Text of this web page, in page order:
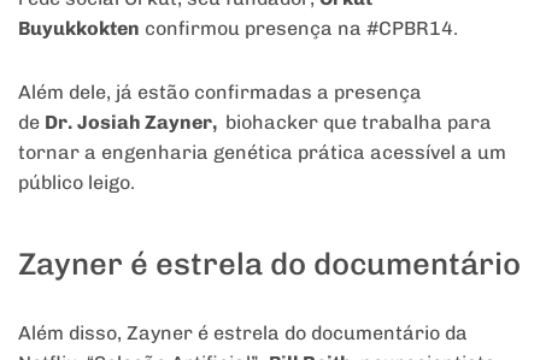
Buyukkokten confirmou presença na #CPBR14.
Além dele, já estão confirmadas a presença
de Dr. Josiah Zayner, biohacker que trabalha para
tornar a engenharia genética prática acessível a um
público leigo.
Zayner é estrela do documentário
Além disso, Zayner é estrela do documentário da